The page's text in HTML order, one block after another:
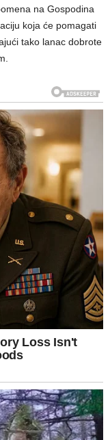
na Gospodina
koja će pomagati
tako lanac dobrote